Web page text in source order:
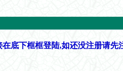
底下框框登陆,如还没注册请先